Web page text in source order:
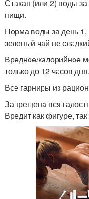
Стакан (или 2) воды
пищи.
Норма воды за день
зеленый чай не
Вредное/калорийное
только до 12 часов дня.
Все гарниры из
Запрещена вся
Вредит как фигуре,